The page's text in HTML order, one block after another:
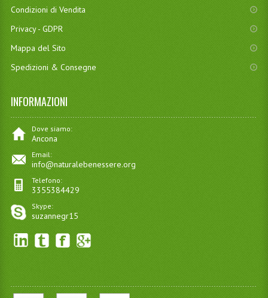
Condizioni di Vendita
Privacy - GDPR
Mappa del Sito
Spedizioni & Consegne
INFORMAZIONI
Dove siamo:
Ancona
Email:
info@naturalebenessere.org
Telefono:
3355384429
Skype:
suzannegr15